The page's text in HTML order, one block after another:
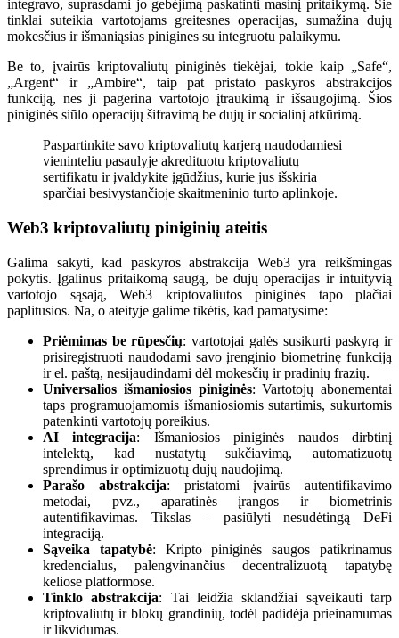
integravo, suprasdami jo gebėjimą paskatinti masinį pritaikymą. Šie
tinklai suteikia vartotojams greitesnes operacijas, sumažina dujų
mokesčius ir išmaniąsias pinigines su integruotu palaikymu.
Be to, įvairūs kriptovaliutų piniginės tiekėjai, tokie kaip „Safe“,
„Argent“ ir „Ambire“, taip pat pristato paskyros abstrakcijos
funkciją, nes ji pagerina vartotojo įtraukimą ir išsaugojimą. Šios
piniginės siūlo operacijų šifravimą be dujų ir socialinį atkūrimą.
Paspartinkite savo kriptovaliutų karjerą naudodamiesi
vieninteliu pasaulyje akredituotu kriptovaliutų
sertifikatu ir įvaldykite įgūdžius, kurie jus išskiria
sparčiai besivystančioje skaitmeninio turto aplinkoje.
Web3 kriptovaliutų piniginių ateitis
Galima sakyti, kad paskyros abstrakcija Web3 yra reikšmingas
pokytis. Įgalinus pritaikomą saugą, be dujų operacijas ir intuityvią
vartotojo sąsają, Web3 kriptovaliutos piniginės tapo plačiai
paplitusios. Na, o ateityje galime tikėtis, kad pamatysime:
Priėmimas be rūpesčių: vartotojai galės susikurti paskyrą ir
prisiregistruoti naudodami savo įrenginio biometrinę funkciją
ir el. paštą, nesijaudindami dėl mokesčių ir pradinių frazių.
Universalios išmaniosios piniginės: Vartotojų abonementai
taps programuojamomis išmaniosiomis sutartimis, sukurtomis
patenkinti vartotojų poreikius.
AI integracija: Išmaniosios piniginės naudos dirbtinį
intelektą, kad nustatytų sukčiavimą, automatizuotų
sprendimus ir optimizuotų dujų naudojimą.
Parašo abstrakcija: pristatomi įvairūs autentifikavimo
metodai, pvz., aparatinės įrangos ir biometrinis
autentifikavimas. Tikslas – pasiūlyti nesudėtingą DeFi
integraciją.
Sąveika tapatybė: Kripto piniginės saugos patikrinamus
kredencialus, palengvinančius decentralizuotą tapatybę
keliose platformose.
Tinklo abstrakcija: Tai leidžia sklandžiai sąveikauti tarp
kriptovaliutų ir blokų grandinių, todėl padidėja prieinamumas
ir likvidumas.